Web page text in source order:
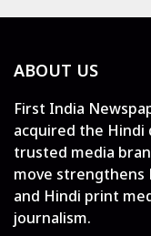
ABOUT US
First India
acquired the
trusted media
move strengthens
and Hindi print
journalism.